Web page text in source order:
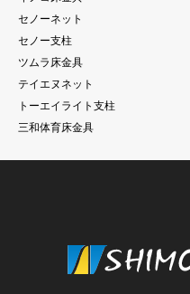
セノーネット
セノー支柱
ツムラ床金具
テイエヌネット
トーエイライト支柱
三和体育床金具